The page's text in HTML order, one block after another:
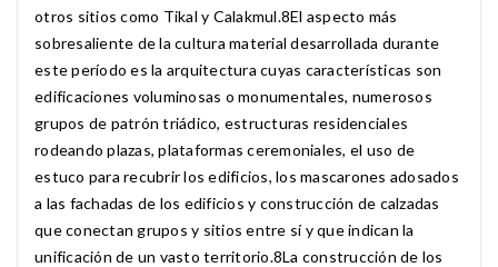
otros sitios como Tikal y Calakmul.8​ El aspecto más
sobresaliente de la cultura material desarrollada durante
este período es la arquitectura cuyas características son
edificaciones voluminosas o monumentales, numerosos
grupos de patrón triádico, estructuras residenciales
rodeando plazas, plataformas ceremoniales, el uso de
estuco para recubrir los edificios, los mascarones adosados
a las fachadas de los edificios y construcción de calzadas
que conectan grupos y sitios entre sí y que indican la
unificación de un vasto territorio.8​ La construcción de los